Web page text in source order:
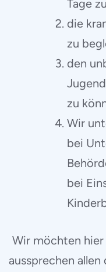
Tage
die
zu
den
zu
Wir
bei
bei
Wir möchten hier
aussprechen